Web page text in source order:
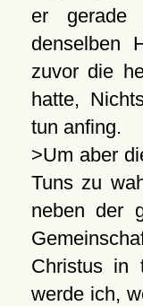
er
denselben
zuvor die
hatte,
tun anfing.
>Um aber
Tuns zu
neben der
Christus in
werde ich,